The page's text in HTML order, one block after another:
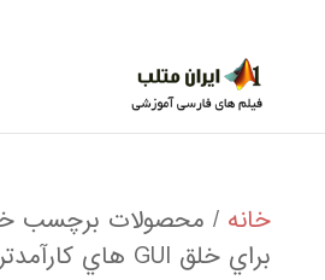
خانه / محصولات برچسب
براي خلق GUI هاي كارآمدتر”